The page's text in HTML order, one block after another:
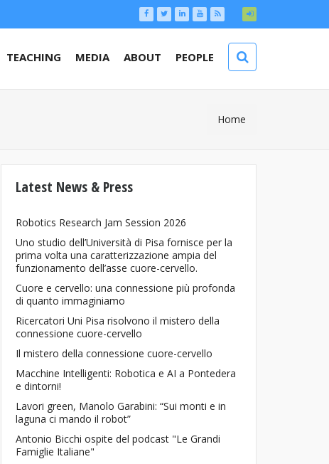
TEACHING MEDIA ABOUT PEOPLE
You Are
Here
Home
Latest News & Press
Robotics Research Jam Session 2026
Uno studio dell’Università di Pisa fornisce per la
prima volta una caratterizzazione ampia del
funzionamento dell’asse cuore-cervello.
Cuore e cervello: una connessione più profonda
di quanto immaginiamo
Ricercatori Uni Pisa risolvono il mistero della
connessione cuore-cervello
Il mistero della connessione cuore-cervello
Macchine Intelligenti: Robotica e AI a Pontedera
e dintorni!
Lavori green, Manolo Garabini: “Sui monti e in
laguna ci mando il robot”
Antonio Bicchi ospite del podcast "Le Grandi
Famiglie Italiane"